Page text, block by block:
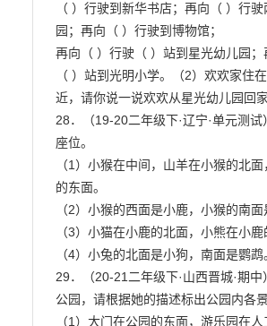
（ ）行驶到新华书店；再向（ ）行
园；再向（ ）行驶到博物馆；
再向（ ）行驶（ ）站到星光幼儿园；
（ ）站到光明小学。（2）欢欢家住
近，请你说一说欢欢从星光幼儿园回家
28．（19-20二年级下·辽宁·单元测
座位。
（1）小猴在中间，山羊在小猴的北
的东面。
（2）小猴的西面是小鹿，小猴的南面
（3）小猫在小鹿的北面，小熊在小鹿
（4）小兔的北面是小狗，南面是鹦鹉
29．（20-21二年级下·山西晋城·期中
公园，请根据她的描述标出公园内各景
（1）大门在公园的东面，游乐园在人